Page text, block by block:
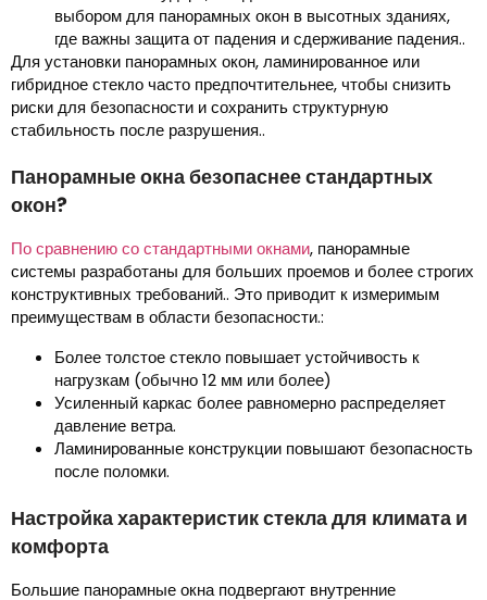
выбором для панорамных окон в высотных зданиях,
где важны защита от падения и сдерживание падения..
Для установки панорамных окон, ламинированное или
гибридное стекло часто предпочтительнее, чтобы снизить
риски для безопасности и сохранить структурную
стабильность после разрушения..
Панорамные окна безопаснее стандартных
окон?
По сравнению со стандартными окнами, панорамные
системы разработаны для больших проемов и более строгих
конструктивных требований.. Это приводит к измеримым
преимуществам в области безопасности.:
Более толстое стекло повышает устойчивость к
нагрузкам (обычно 12 мм или более)
Усиленный каркас более равномерно распределяет
давление ветра.
Ламинированные конструкции повышают безопасность
после поломки.
Настройка характеристик стекла для климата и
комфорта
Большие панорамные окна подвергают внутренние